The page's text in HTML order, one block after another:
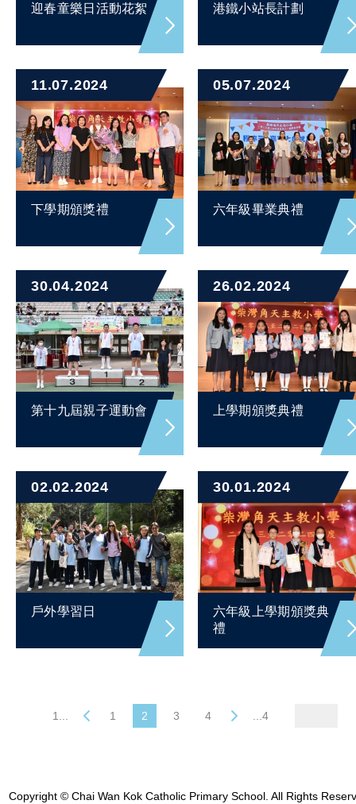
迎春童樂日活動花絮 港鐵小站長計劃
11.07.2024
下學期頒獎禮
05.07.2024
六年級畢業典禮
30.04.2024
第十九屆親子運動會
26.02.2024
上學期頒獎典禮
02.02.2024
戶外學習日
30.01.2024
六年級上學期頒獎典
禮
1... 1 2 3 4 ...4
Copyright © Chai Wan Kok Catholic Primary School. All Rights